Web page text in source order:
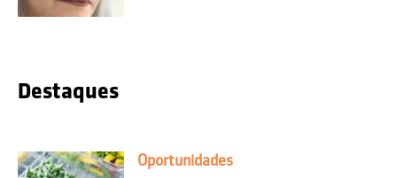
Destaques
Oportunidades